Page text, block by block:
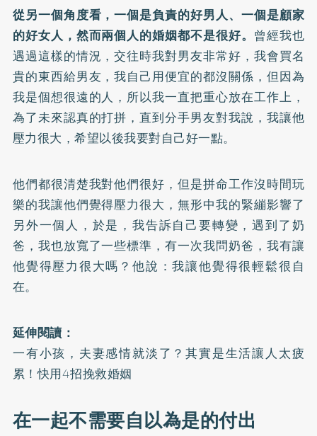
從另一個角度看，一個是負責的好男人、一個是顧家
的好女人，然而兩個人的婚姻都不是很好。 曾經我也
遇過這樣的情況，交往時我對男友非常好，我會買名
貴的東西給男友，我自己用便宜的都沒關係，但因為
我是個想很遠的人，所以我一直把重心放在工作上，
為了未來認真的打拼，直到分手男友對我說，我讓他
壓力很大，希望以後我要對自己好一點。
他們都很清楚我對他們很好，但是拼命工作沒時間玩
樂的我讓他們覺得壓力很大，無形中我的緊繃影響了
另外一個人，於是，我告訴自己要轉變，遇到了奶
爸，我也放寬了一些標準，有一次我問奶爸，我有讓
他覺得壓力很大嗎？他說：我讓他覺得很輕鬆很自
在。
延伸閱讀：
一有小孩，夫妻感情就淡了？其實是生活讓人太疲
累！快用4招挽救婚姻
在一起不需要自以為是的付出